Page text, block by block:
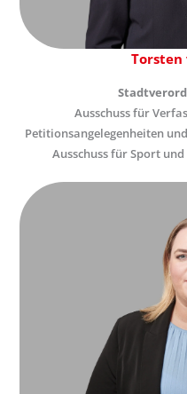
Torsten
Ausschuss für
Petitionsangelegenheiten
Ausschuss für Sport